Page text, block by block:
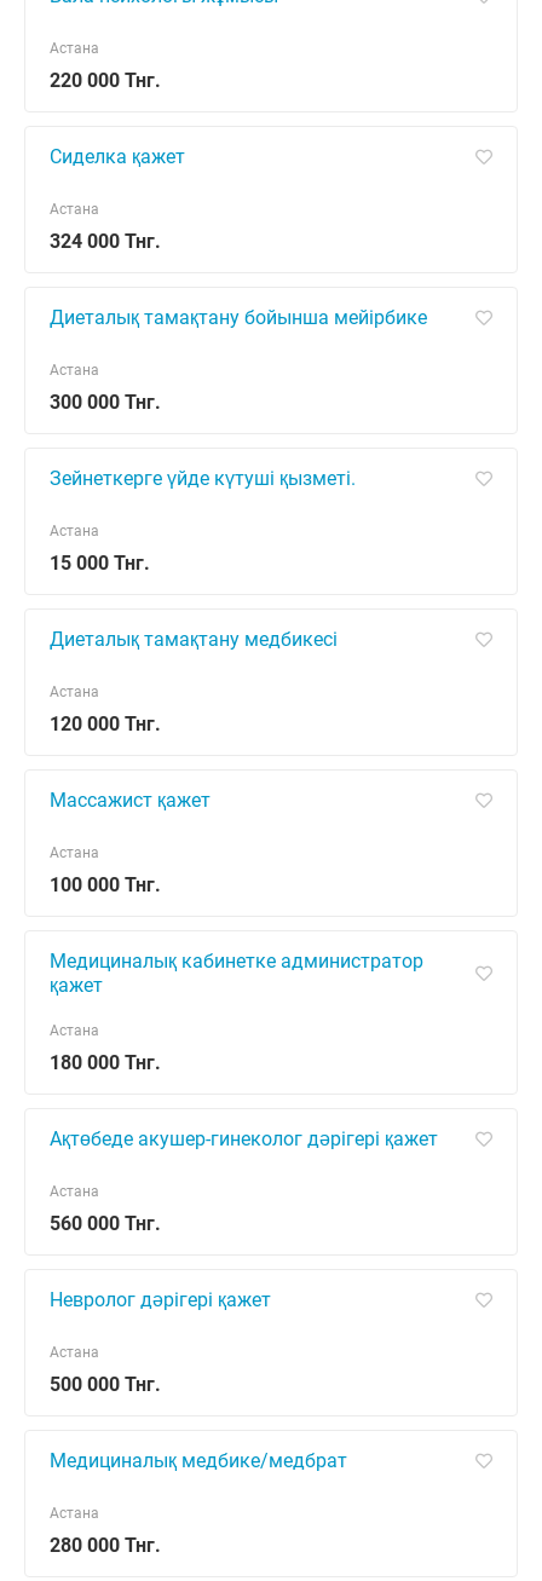
220 000 Тнг.
Астана
Сиделка қажет
324 000 Тнг.
Астана
Диеталық тамақтану бойынша мейірбике
300 000 Тнг.
Астана
Зейнеткерге үйде күтуші қызметі.
15 000 Тнг.
Астана
Диеталық тамақтану медбикесі
120 000 Тнг.
Астана
Массажист қажет
100 000 Тнг.
Астана
Медициналық кабинетке администратор
қажет
180 000 Тнг.
Астана
Ақтөбеде акушер-гинеколог дәрігері қажет
560 000 Тнг.
Астана
Невролог дәрігері қажет
500 000 Тнг.
Астана
Медициналық медбике/медбрат
280 000 Тнг.
Астана